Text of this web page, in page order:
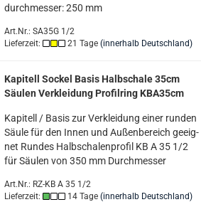
durch­mes­ser: 250 mm
Art.Nr.: SA35G 1/2
Lieferzeit:
21 Tage (innerhalb Deutschland)
Ka­pi­tell So­ckel Basis Halb­scha­le 35cm
Säu­len Ver­klei­dung Pro­fil­ring KBA35cm
Ka­pi­tell / Basis zur Ver­klei­dung einer run­den
Säule für den Innen und Au­ßen­be­reich ge­eig­
net Run­des Halb­scha­len­pro­fil KB A 35 1/2
für Säu­len von 350 mm Durch­mes­ser
Art.Nr.: RZ-KB A 35 1/2
Lieferzeit:
14 Tage (innerhalb Deutschland)